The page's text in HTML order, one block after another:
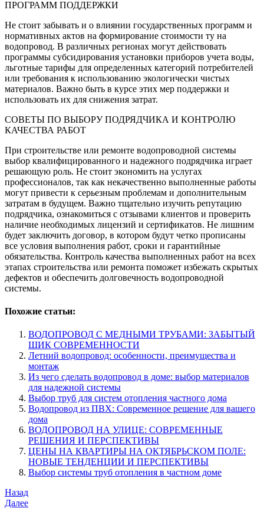
ПРОГРАММ ПОДДЕРЖКИ
Не стоит забывать и о влиянии государственных программ и
нормативных актов на формирование стоимости ту на
водопровод. В различных регионах могут действовать
программы субсидирования установки приборов учета воды,
льготные тарифы для определенных категорий потребителей
или требования к использованию экологически чистых
материалов. Важно быть в курсе этих мер поддержки и
использовать их для снижения затрат.
СОВЕТЫ ПО ВЫБОРУ ПОДРЯДЧИКА И КОНТРОЛЮ
КАЧЕСТВА РАБОТ
При строительстве или ремонте водопроводной системы
выбор квалифицированного и надежного подрядчика играет
решающую роль. Не стоит экономить на услугах
профессионалов, так как некачественно выполненные работы
могут привести к серьезным проблемам и дополнительным
затратам в будущем. Важно тщательно изучить репутацию
подрядчика, ознакомиться с отзывами клиентов и проверить
наличие необходимых лицензий и сертификатов. Не лишним
будет заключить договор, в котором будут четко прописаны
все условия выполнения работ, сроки и гарантийные
обязательства. Контроль качества выполненных работ на всех
этапах строительства или ремонта поможет избежать скрытых
дефектов и обеспечить долговечность водопроводной
системы.
Похожие статьи:
ВОДОПРОВОД С МЕДНЫМИ ТРУБАМИ: ЗАБЫТЫЙ
ШИК СОВРЕМЕННОСТИ
Летний водопровод: особенности, преимущества и
монтаж
Из чего сделать водопровод в доме: выбор материалов
для надежной системы
Выбор труб для систем отопления частного дома
Водопровод из ПВХ: Современное решение для вашего
дома
ВОДОПРОВОД НА УЛИЦЕ: СОВРЕМЕННЫЕ
РЕШЕНИЯ И ПЕРСПЕКТИВЫ
ЦЕНЫ НА КВАРТИРЫ НА ОКТЯБРЬСКОМ ПОЛЕ:
НОВЫЕ ТЕНДЕНЦИИ И ПЕРСПЕКТИВЫ
Выбор системы труб отопления в частном доме
Навигация
по
Предыдущая
запись
Назад
Следующая
Далее